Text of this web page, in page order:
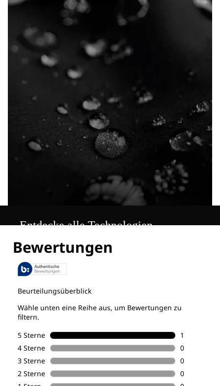
Entdecke alle Technologien